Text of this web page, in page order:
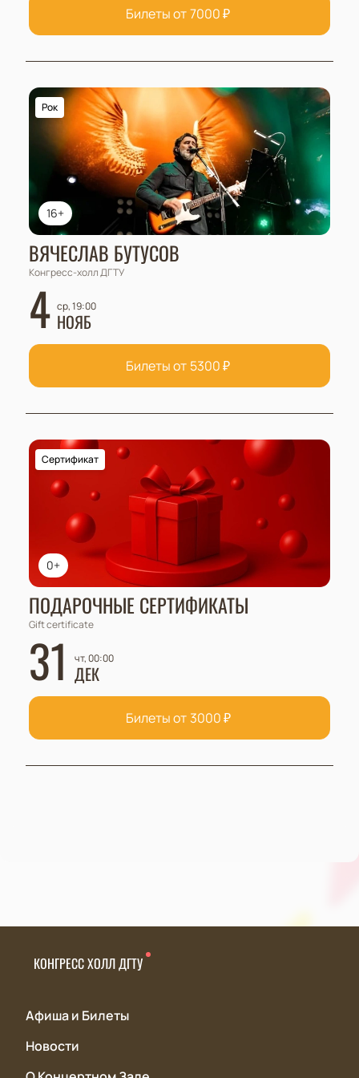
Билеты от7000₽
16+
Рок
ВЯЧЕСЛАВ БУТУСОВ
Конгресс-холл ДГТУ
4 ср, 19:00
НОЯБ
Билеты от 5300₽
0+
Сертификат
ПОДАРОЧНЫЕ СЕРТИФИКАТЫ
Gift certificate
31 чт, 00:00
ДЕК
Билеты от 3000₽
КОНГРЕСС ХОЛЛ ДГТУ
Афиша и Билеты
Новости